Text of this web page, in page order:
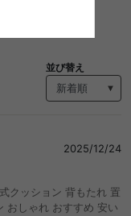
並び替え
2025/12/24
クッション 背もたれ 置
おしゃれ おすすめ 安い